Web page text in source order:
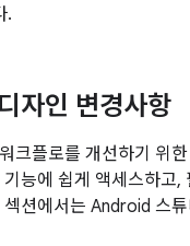
.
자인 변경사항
크플로를 개선하기 위
능에 쉽게 액세스하고,
섹션에서는 Android 스